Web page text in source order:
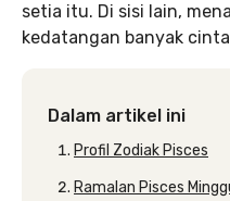
setia itu. Di sisi lain,
kedatangan banyak
Dalam artikel ini
Profil Zodiak Pisces
Ramalan Pisces